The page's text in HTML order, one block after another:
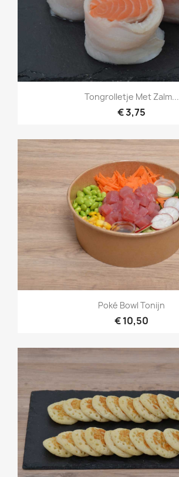
Tongrolletje Met Zalm...
€ 3,75
Poké Bowl Tonijn
€ 10,50